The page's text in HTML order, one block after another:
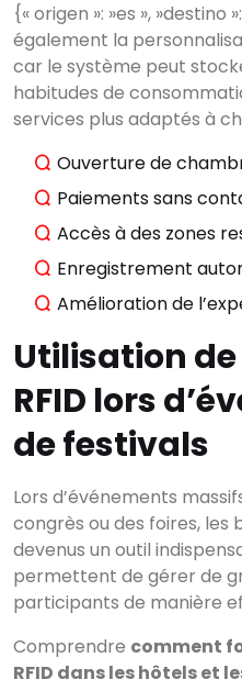
{« origen »: »es », »destino
également la
car le système peut
habitudes de
services plus adaptés à
Ouverture de
Paiements sans
Accès à des zones
Enregistrement
Amélioration de
Utilisation
RFID lors
de festivals
Lors d’événements
congrès ou des foires, les
devenus un outil
permettent de gérer de
participants de manière
Comprendre comment
RFID dans les hôtels et